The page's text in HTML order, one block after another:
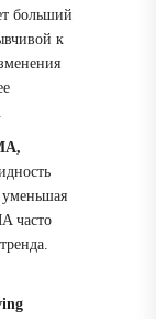
больший
к
уменьшая
часто